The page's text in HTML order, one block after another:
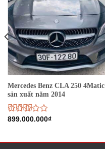
Mercedes Benz CLA 250 4Matic
sản xuất năm 2014
Được
2.985
899.000.000₫